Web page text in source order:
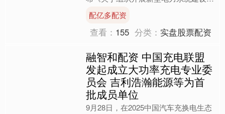
一批试点工作的通知》，其中指出，统
筹地区存量及增量数据中心....
配亿多配资
查看： 155 分类： 实盘股票配资
融智和配资 中国充电联盟
发起成立大功率充电专业委
员会 吉利浩瀚能源等为首
批成员单位
9月28日，在2025中国汽车充换电生态